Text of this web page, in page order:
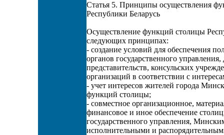
Статья 5. Принципы осуществления
Республики Беларусь
Осуществление функций столицы
следующих принципах:
- создание условий для обеспечения
органов государственного
представительств, консульских
организаций в соответствии с
- учет интересов жителей города
функций столицы;
- совместное организационное,
финансовое и иное обеспечение
государственного управления,
исполнительными и